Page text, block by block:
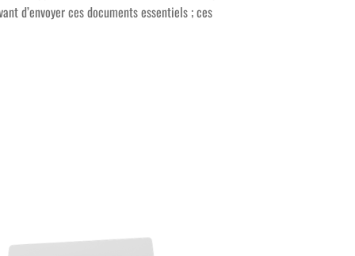
d’envoyer ces documents essentiels ; ces